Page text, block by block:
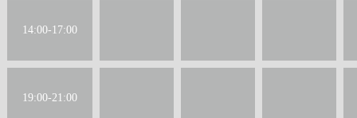
14:00-17:00
19:00-21:00